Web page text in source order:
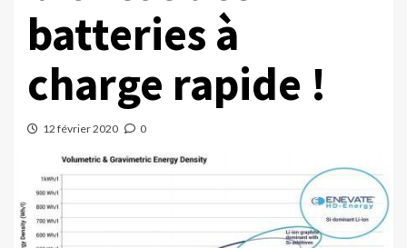
batteries à
charge rapide !
12 février 2020 0